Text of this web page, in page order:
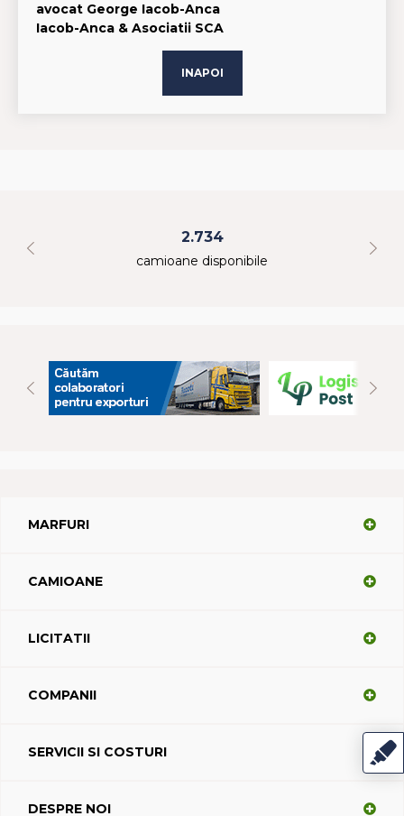
avocat George Iacob-Anca
Iacob-Anca & Asociatii SCA
INAPOI
2.734
camioane disponibile
MARFURI
CAMIOANE
LICITATII
COMPANII
SERVICII SI COSTURI
DESPRE NOI